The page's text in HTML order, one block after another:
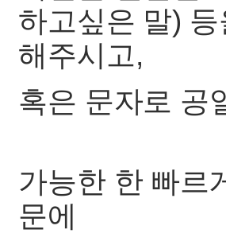
하고싶은 말)
해주시고,
혹은 문자로 공
가능한 한 빠르
문에